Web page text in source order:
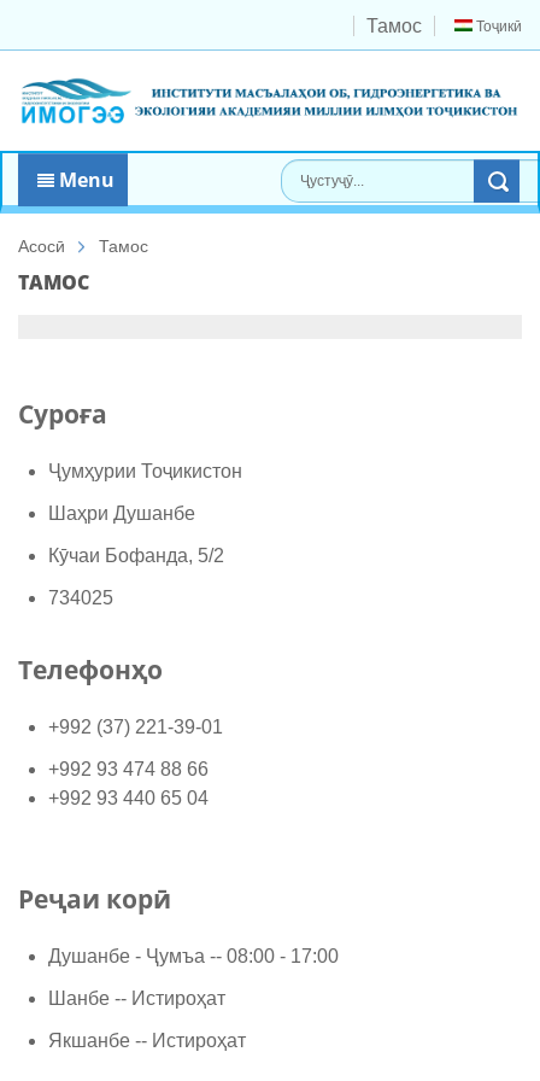
Тоҷикӣ
Тамос
Menu
Асосӣ Тамос
ТАМОС
Суроға
Ҷумҳурии Тоҷикистон
Шаҳри Душанбе
Кӯчаи Бофанда, 5/2
734025
Телефонҳо
+992 (37) 221-39-01
+992 93 474 88 66
+992 93 440 65 04
Реҷаи корӣ
Душанбе - Ҷумъа -- 08:00 - 17:00
Шанбе -- Истироҳат
Якшанбе -- Истироҳат